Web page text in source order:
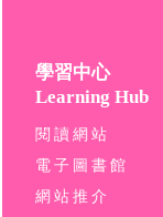
學習中心
Learning Hub
閱讀網站
電子圖書館
網站推介